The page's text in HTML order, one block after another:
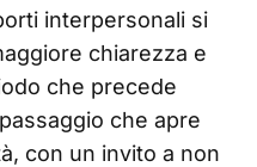
interpersonali si
chiarezza e
che precede
che apre
con un invito a non